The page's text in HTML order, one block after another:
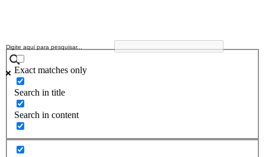
Exact matches only
Search in title
Search in content